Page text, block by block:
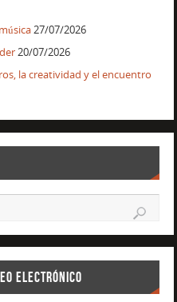
27/07/2026
20/07/2026
la creatividad y el encuentro
ELECTRÓNICO